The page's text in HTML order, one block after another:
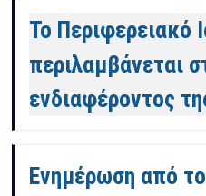
Το Περιφερειακό
περιλαμβάνεται
ενδιαφέροντος
Ενημέρωση από